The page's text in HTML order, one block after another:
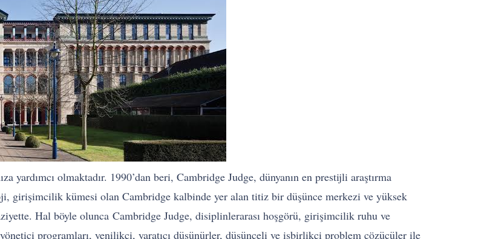
yardımcı olmaktadır. 1990’dan beri, Cambridge Judge, dünyanın en prestijli araştırma
girişimcilik kümesi olan Cambridge kalbinde yer alan titiz bir düşünce merkezi ve yüksek
Hal böyle olunca Cambridge Judge, disiplinlerarası hoşgörü, girişimcilik ruhu ve
programları, yenilikçi, yaratıcı düşünürler, düşünceli ve işbirlikçi problem çözücüler ile